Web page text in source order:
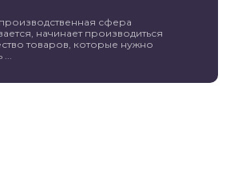
сфера
начинает производиться
товаров, которые нужно
...